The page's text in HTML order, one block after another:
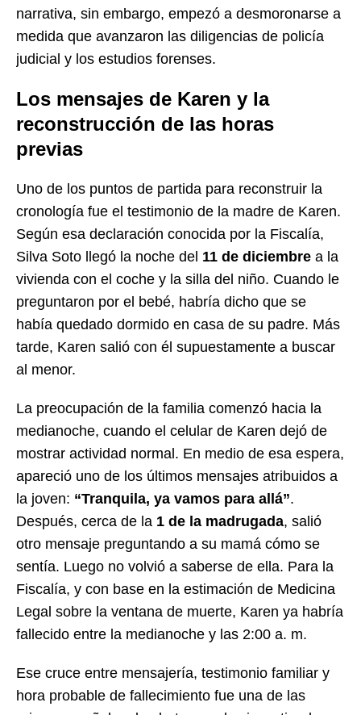
narrativa, sin embargo, empezó a desmoronarse a
medida que avanzaron las diligencias de policía
judicial y los estudios forenses.
Los mensajes de Karen y la
reconstrucción de las horas
previas
Uno de los puntos de partida para reconstruir la
cronología fue el testimonio de la madre de Karen.
Según esa declaración conocida por la Fiscalía,
Silva Soto llegó la noche del 11 de diciembre a la
vivienda con el coche y la silla del niño. Cuando le
preguntaron por el bebé, habría dicho que se
había quedado dormido en casa de su padre. Más
tarde, Karen salió con él supuestamente a buscar
al menor.
La preocupación de la familia comenzó hacia la
medianoche, cuando el celular de Karen dejó de
mostrar actividad normal. En medio de esa espera,
apareció uno de los últimos mensajes atribuidos a
la joven: “Tranquila, ya vamos para allá”.
Después, cerca de la 1 de la madrugada, salió
otro mensaje preguntando a su mamá cómo se
sentía. Luego no volvió a saberse de ella. Para la
Fiscalía, y con base en la estimación de Medicina
Legal sobre la ventana de muerte, Karen ya habría
fallecido entre la medianoche y las 2:00 a. m.
Ese cruce entre mensajería, testimonio familiar y
hora probable de fallecimiento fue una de las